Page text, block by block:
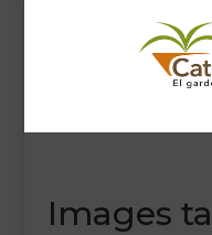
INICIOImages